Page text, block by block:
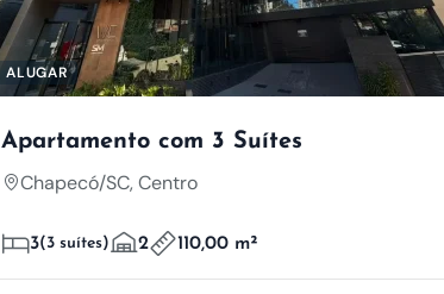
ALUGAR
Apartamento com 3 Suítes
Chapecó/SC, Centro
3(3 suítes) 2 110,00 m²